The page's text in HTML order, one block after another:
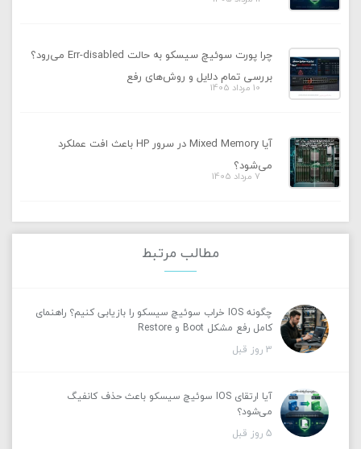
چرا پورت سوئیچ سیسکو به حالت Err-disabled می‌رود؟
بررسی تمام دلایل و روش‌های رفع
10 مرداد 1405
آیا Mixed Memory در سرور HP باعث افت عملکرد
می‌شود؟
7 مرداد 1405
مطالب مرتبط
چگونه IOS خراب سوئیچ سیسکو را بازیابی کنیم؟ راهنمای
کامل رفع مشکل Boot و Restore
3 روز قبل
آیا ارتقای IOS سوئیچ سیسکو باعث حذف کانفیگ
می‌شود؟
5 روز قبل